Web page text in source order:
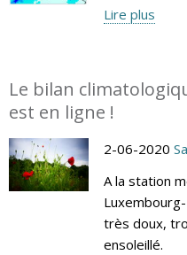
Lire plus
Le bilan
est en ligne !
2-06-2020
A la station
très doux,
ensoleillé.